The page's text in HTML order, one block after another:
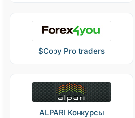
$Copy Pro traders
ALPARI Конкурсы